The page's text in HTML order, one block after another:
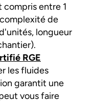
entre 1
de
longueur
RGE
les fluides
garantit une
vous faire